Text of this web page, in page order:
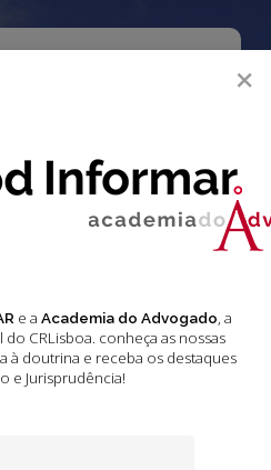
Menu
do Advogado
Tribunal de Justiça
–
do
×
e a Academia do Advogado, a
CRLisboa. conheça as nossas
à doutrina e receba os destaques
e Jurisprudência!